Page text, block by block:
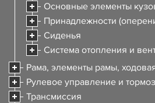
Основные элементы
Принадлежности
Сиденья
Система отопления и
Рама, элементы рамы,
Рулевое управление и
Трансмиссия